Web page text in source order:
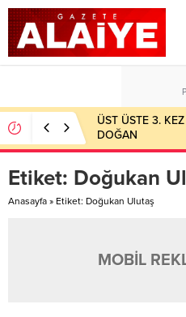
ÜST ÜSTE 3.
DOĞAN
Etiket: Doğukan
Anasayfa » Etiket: Doğukan Ulutaş
MOBİL